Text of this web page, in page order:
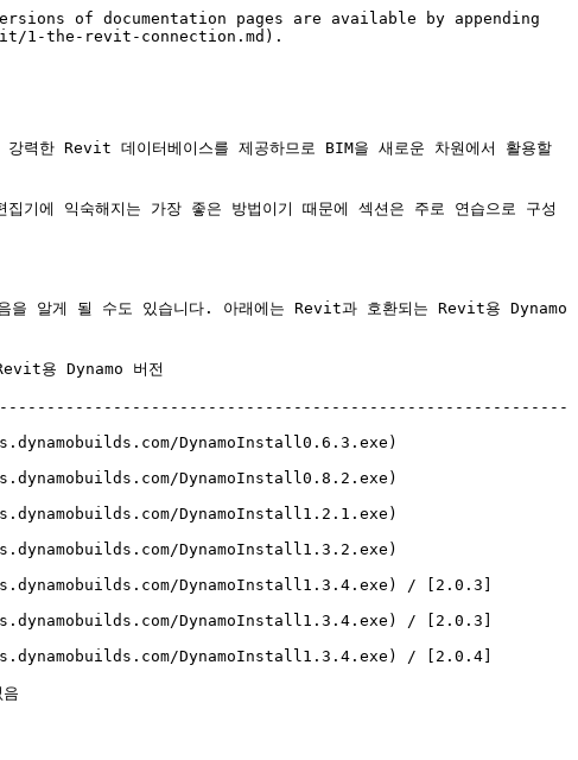
of documentation pages are available by appending
1-the-revit-connection.md).
력한 Revit 데이터베이스를 제공하므로 BIM을 새로운 차원에서 활용할
기에 익숙해지는 가장 좋은 방법이기 때문에 섹션은 주로 연습으로 구성
을 알게 될 수도 있습니다. 아래에는 Revit과 호환되는 Revit용 Dynamo
Dynamo 버전
DynamoInstall0.6.3.exe)
DynamoInstall0.8.2.exe)
DynamoInstall1.2.1.exe)
DynamoInstall1.3.2.exe)
DynamoInstall1.3.4.exe) / [2.0.3]
DynamoInstall1.3.4.exe) / [2.0.3]
DynamoInstall1.3.4.exe) / [2.0.4]